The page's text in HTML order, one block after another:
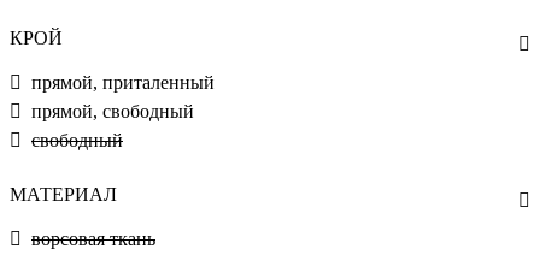
КРОЙ
прямой, приталенный
прямой, свободный
свободный
МАТЕРИАЛ
ворсовая ткань